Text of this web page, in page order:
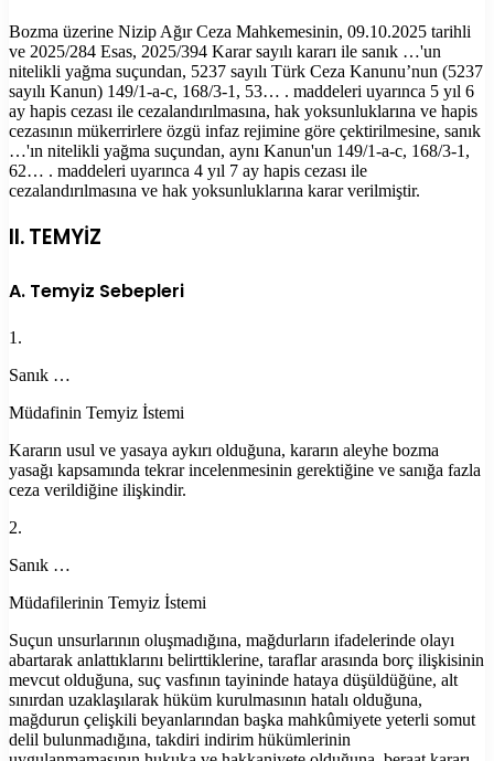
Bozma üzerine Nizip Ağır Ceza Mahkemesinin, 09.10.2025 tarihli
ve 2025/284 Esas, 2025/394 Karar sayılı kararı ile sanık …'un
nitelikli yağma suçundan, 5237 sayılı Türk Ceza Kanunu’nun (5237
sayılı Kanun) 149/1-a-c, 168/3-1, 53… . maddeleri uyarınca 5 yıl 6
ay hapis cezası ile cezalandırılmasına, hak yoksunluklarına ve hapis
cezasının mükerrirlere özgü infaz rejimine göre çektirilmesine, sanık
…'ın nitelikli yağma suçundan, aynı Kanun'un 149/1-a-c, 168/3-1,
62… . maddeleri uyarınca 4 yıl 7 ay hapis cezası ile
cezalandırılmasına ve hak yoksunluklarına karar verilmiştir.
II. TEMYİZ
A. Temyiz Sebepleri
1.
Sanık …
Müdafinin Temyiz İstemi
Kararın usul ve yasaya aykırı olduğuna, kararın aleyhe bozma
yasağı kapsamında tekrar incelenmesinin gerektiğine ve sanığa fazla
ceza verildiğine ilişkindir.
2.
Sanık …
Müdafilerinin Temyiz İstemi
Suçun unsurlarının oluşmadığına, mağdurların ifadelerinde olayı
abartarak anlattıklarını belirttiklerine, taraflar arasında borç ilişkisinin
mevcut olduğuna, suç vasfının tayininde hataya düşüldüğüne, alt
sınırdan uzaklaşılarak hüküm kurulmasının hatalı olduğuna,
mağdurun çelişkili beyanlarından başka mahkûmiyete yeterli somut
delil bulunmadığına, takdiri indirim hükümlerinin